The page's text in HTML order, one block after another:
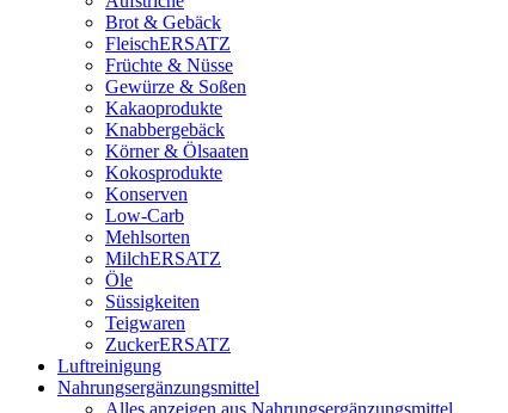
Brot & Gebäck
FleischERSATZ
Früchte & Nüsse
Gewürze & Soßen
Kakaoprodukte
Knabbergebäck
Körner & Ölsaaten
Kokosprodukte
Konserven
Low-Carb
Mehlsorten
MilchERSATZ
Öle
Süssigkeiten
Teigwaren
ZuckerERSATZ
Luftreinigung
Nahrungsergänzungsmittel
Alles anzeigen aus Nahrungsergänzungsmittel